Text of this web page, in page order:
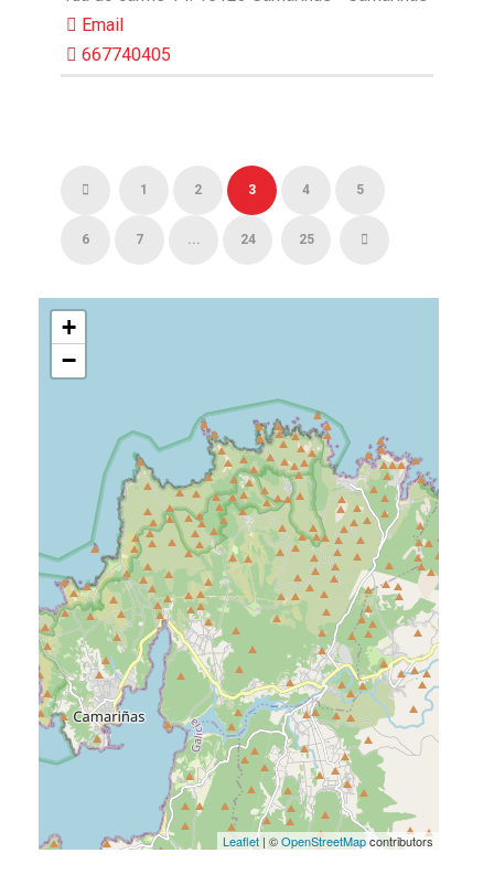
Email
667740405
1 2 3 4 5
6 7 ... 24 25
+
−
Leaflet| ©OpenStreetMapcontributors